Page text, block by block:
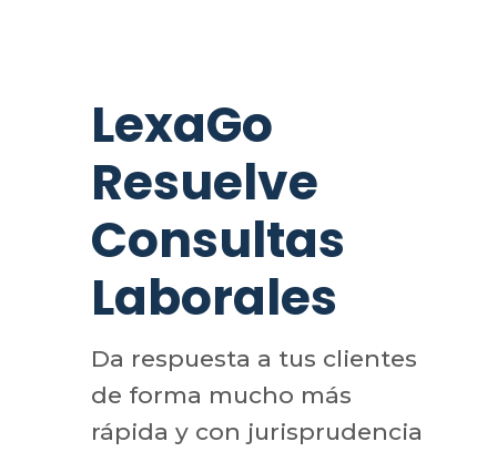
LexaGo
Resuelve
Consultas
Laborales
Da respuesta a tus clientes
de forma mucho más
rápida y con jurisprudencia